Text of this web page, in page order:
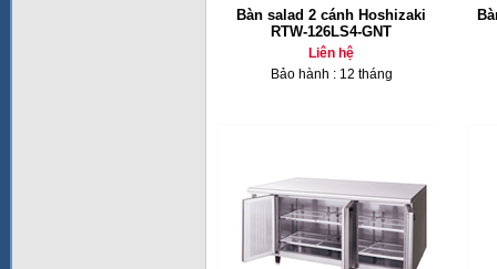
Bàn salad 2 cánh Hoshizaki
RTW-126LS4-GNT
Liên hệ
Bảo hành : 12 tháng